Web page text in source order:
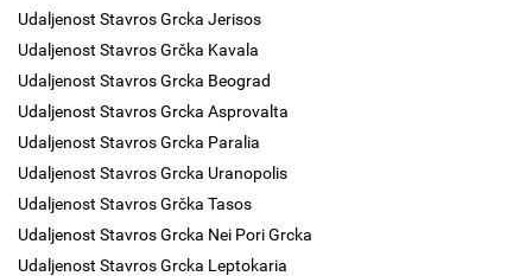
Udaljenost Stavros Grcka Jerisos
Udaljenost Stavros Grčka Kavala
Udaljenost Stavros Grcka Beograd
Udaljenost Stavros Grcka Asprovalta
Udaljenost Stavros Grcka Paralia
Udaljenost Stavros Grcka Uranopolis
Udaljenost Stavros Grčka Tasos
Udaljenost Stavros Grcka Nei Pori Grcka
Udaljenost Stavros Grcka Leptokaria